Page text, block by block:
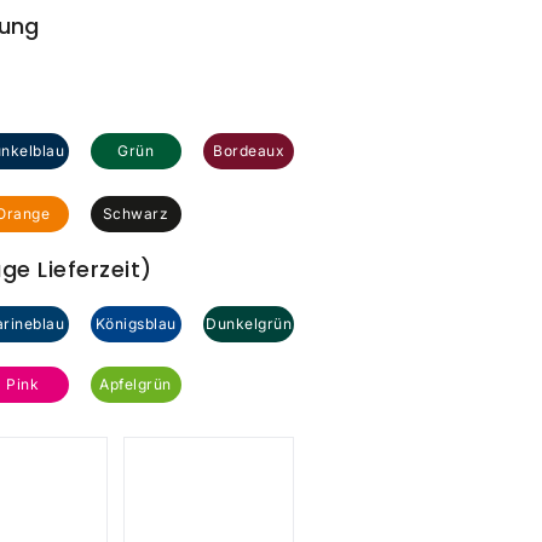
Grün Bordeaux
Schwarz
Lieferzeit)
Königsblau Dunkelgrün
Pink Apfelgrün